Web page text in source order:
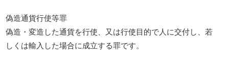
偽造通貨行使等罪
偽造・変造した通貨を行使、又は行使目的で人に交付し、若
しくは輸入した場合に成立する罪です。